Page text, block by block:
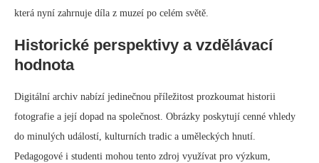
která nyní zahrnuje díla z muzeí po celém světě.
Historické perspektivy a vzdělávací
hodnota
Digitální archiv nabízí jedinečnou příležitost prozkoumat historii
fotografie a její dopad na společnost. Obrázky poskytují cenné vhledy
do minulých událostí, kulturních tradic a uměleckých hnutí.
Pedagogové i studenti mohou tento zdroj využívat pro výzkum,